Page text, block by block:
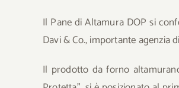
Il Pane di Altamura DOP si
Davi & Co., importante agenzia
Il prodotto da forno